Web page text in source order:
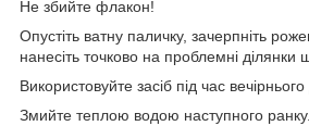
Не збийте флакон!
Опустіть ватну паличку, зачерпніть
нанесіть точково на проблемні ділянки
Використовуйте засіб під час
Змийте теплою водою наступного ранку.